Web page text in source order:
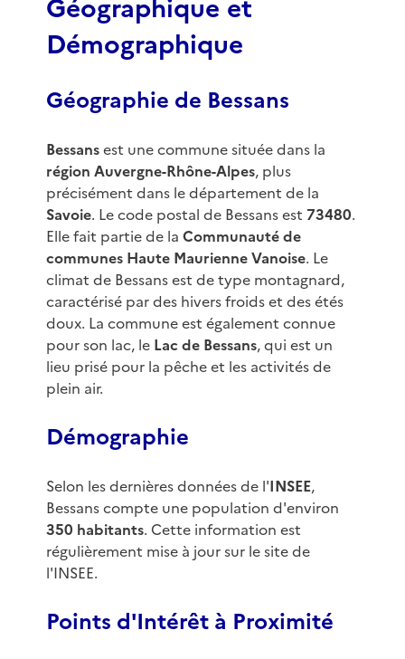
Géographique et
Démographique
Géographie de Bessans
Bessansest une commune située dans la
région Auvergne-Rhône-Alpes, plus
précisément dans le département de la
Savoie. Le code postal de Bessans est 73480.
Elle fait partie de la Communauté de
communes Haute Maurienne Vanoise. Le
climat de Bessans est de type montagnard,
caractérisé par des hivers froids et des étés
doux. La commune est également connue
pour son lac, le Lac de Bessans, qui est un
lieu prisé pour la pêche et les activités de
plein air.
Démographie
Selon les dernières données de l'INSEE,
Bessans compte une population d'environ
350 habitants. Cette information est
régulièrement mise à jour sur le site de
l'INSEE.
Points d'Intérêt à Proximité